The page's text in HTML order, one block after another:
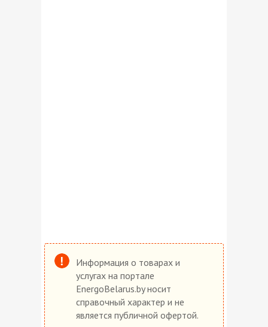
Информация о товарах и
услугах на портале
EnergoBelarus.by носит
справочный характер и не
является публичной офертой.